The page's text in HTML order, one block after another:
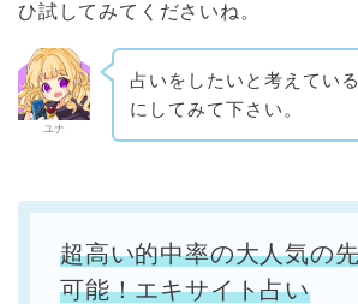
ひ試してみてくださいね。
ユナ
占いをしたいと考えてい
にしてみて下さい。
超高い的中率の大人気の
可能！エキサイト占い